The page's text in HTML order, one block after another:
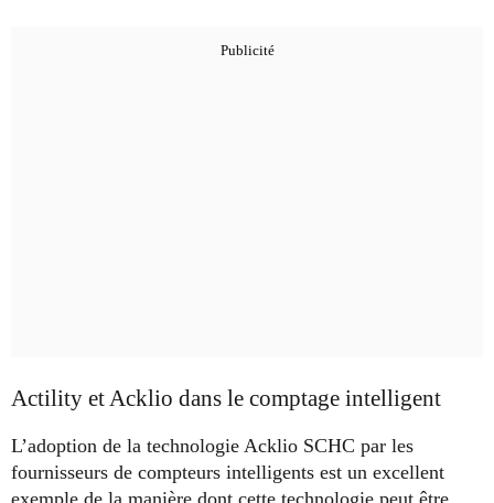
Actility et Acklio dans le comptage intelligent
L’adoption de la technologie Acklio SCHC par les
fournisseurs de compteurs intelligents est un excellent